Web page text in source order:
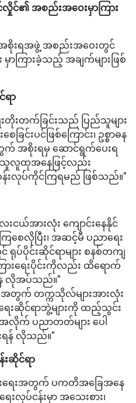
လှိုင်၏ အစည်းအဝေးမှာကြား
စိုးရအဖွဲ့ အစည်းအဝေးတွင်
ကြားခဲ့သည့် အချက်များဖြစ်
ရာ
းတိုးတက်ခြင်းသည် ပြည်သူများ
စေခြင်းပင်ဖြစ်ကြောင်း၊ ဥစ္စာဓန
အတွက် အစိုးရမှ ဆောင်ရွက်ပေးရ
သူလူထုအနေဖြင့်လည်း
လုပ်ကိုင်ကြရမည် ဖြစ်သည်။"
ငယ်အားလုံး ကျောင်းနေနိုင်
ြစေလိုပြီး၊ အဆင့်မီ ပညာရေး
ပ်ပိုင်းဆိုင်ရာများ စနစ်တကျ
းရေးပိုင်းကိုလည်း ထိရောက်
န် လိုအပ်သည်။"
အတွက် တက္ကသိုလ်များအားလုံး
ေးဆိုင်ရာဘွဲ့များကို ထည့်သွင်း
အလိုက် ပညာတတ်များ ပေါ
ရန် လိုသည်။"
းဆိုင်ရာ
ြိုးရေးအတွက် ပကတိအခြေအနေ
လုပ်ငန်းမှာ အသေးစား၊